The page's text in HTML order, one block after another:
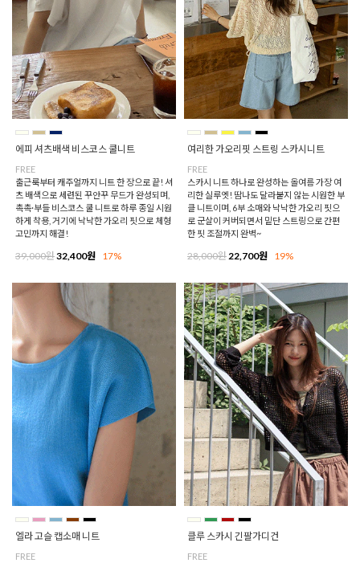
에피 셔츠배색 비스코스 쿨니트
FREE
출근룩부터 캐주얼까지 니트 한 장으로 끝! 셔
츠 배색으로 세련된 꾸안꾸 무드가 완성되며,
촉촉·부들 비스코스 쿨 니트로 하루 종일 시원
하게 착용, 거기에 낙낙한 가오리 핏으로 체형
고민까지 해결!
39,000원32,400원 17%
여리한 가오리핏 스트링 스카시니트
FREE
스카시 니트 하나로 완성하는 올여름 가장 여
리한 실루엣! 땀나도 달라붙지 않는 시원한 부
클 니트이며, 6부 소매와 낙낙한 가오리 핏으
로 군살이 커버되면서 밑단 스트링으로 간편
한 핏 조절까지 완벽~
28,000원 22,700원 19%
엘라 고슬 캡소매 니트
FREE
클루 스카시 긴팔가디건
FREE